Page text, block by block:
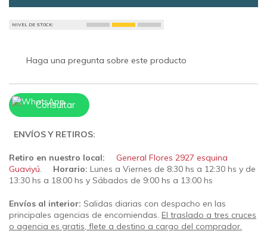
NIVEL DE STOCK:
Haga una pregunta sobre este producto
Consultar
ENVÍOS Y RETIROS:
Retiro en nuestro local:
General Flores 2927 esquina
Guaviyú. Horario: Lunes a Viernes de 8:30 hs a 12:30 hs y de
13:30 hs a 18:00 hs y Sábados de 9:00 hs a 13:00 hs
Envíos al interior: Salidas diarias con despacho en las
principales agencias de encomiendas. El traslado a tres cruces
o agencia es gratis, flete a destino a cargo del comprador.